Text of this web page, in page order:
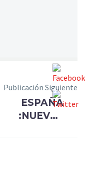
Publicación Siguiente
ESPAÑA
:NUEVAS
EDUCATIVAS